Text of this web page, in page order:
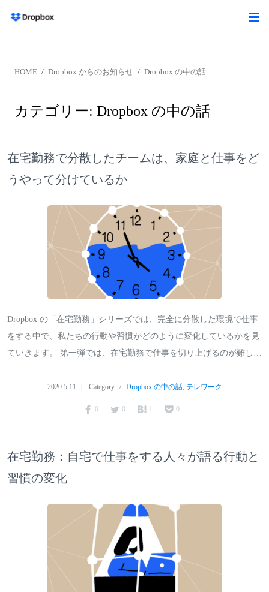
HOME Dropbox からのお知らせ Dropbox の中の話
カテゴリー: Dropbox の中の話
在宅勤務で分散したチームは、家庭と仕事をど
うやって分けているか
Dropbox の「在宅勤務」シリーズでは、完全に分散した環境で仕事
をする中で、私たちの行動や習慣がどのように変化しているかを見
ていきます。 第一弾では、在宅勤務で仕事を切り上げるのが難し…
2020.5.11 Category Dropbox の中の話, テレワーク
0 0 1 0
在宅勤務：自宅で仕事をする人々が語る行動と
習慣の変化